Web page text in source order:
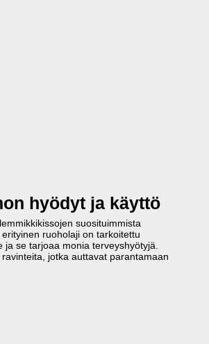
hyödyt ja käyttö
suosituimmista
ruoholaji on tarkoitettu
ja se tarjoaa monia terveyshyötyjä.
jotka auttavat parantamaan